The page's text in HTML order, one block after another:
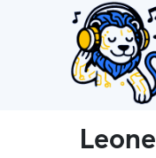
Leone